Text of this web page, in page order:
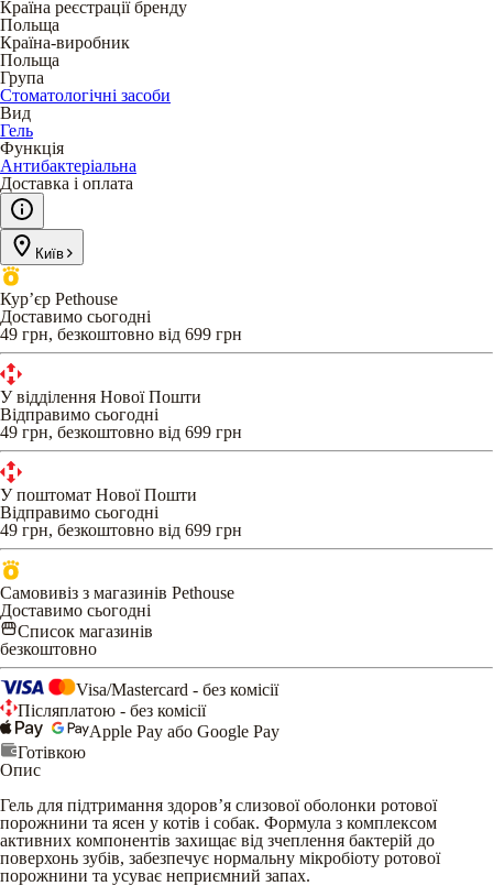
Країна реєстрації бренду
Польща
Країна-виробник
Польща
Група
Стоматологічні засоби
Вид
Гель
Функція
Антибактеріальна
Доставка і оплата
Київ
Кур’єр Pethouse
Доставимо сьогодні
49 грн, безкоштовно від 699 грн
У відділення Нової Пошти
Відправимо сьогодні
49 грн, безкоштовно від 699 грн
У поштомат Нової Пошти
Відправимо сьогодні
49 грн, безкоштовно від 699 грн
Самовивіз з магазинів Pethouse
Доставимо сьогодні
Список магазинів
безкоштовно
Visa/Mastercard - без комісії
Післяплатою - без комісії
Apple Pay або Google Pay
Готівкою
Опис
Гель для підтримання здоров’я слизової оболонки ротової
порожнини та ясен у котів і собак. Формула з комплексом
активних компонентів захищає від зчеплення бактерій до
поверхонь зубів, забезпечує нормальну мікробіоту ротової
порожнини та усуває неприємний запах.